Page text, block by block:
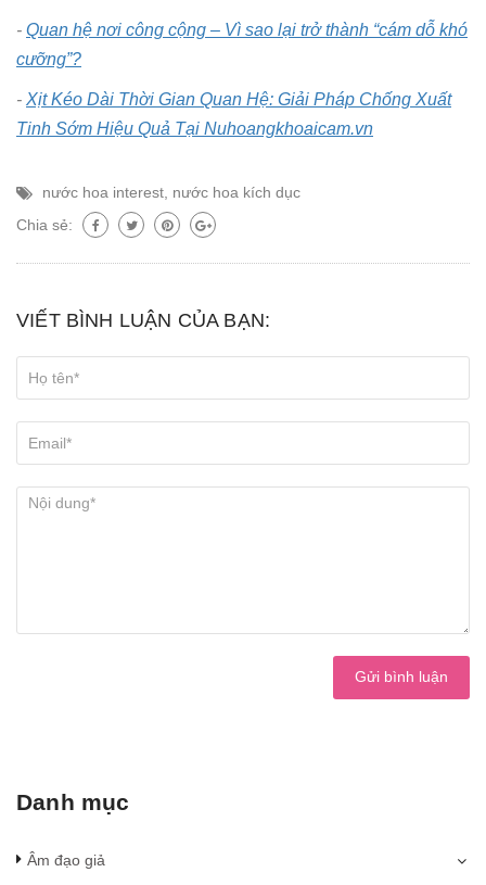
- Quan hệ nơi công cộng – Vì sao lại trở thành “cám dỗ khó
cưỡng”?
- Xịt Kéo Dài Thời Gian Quan Hệ: Giải Pháp Chống Xuất
Tinh Sớm Hiệu Quả Tại Nuhoangkhoaicam.vn
nước hoa interest nước hoa kích dục
Chia sẻ:
VIẾT BÌNH LUẬN CỦA BẠN:
Gửi bình luận
Danh mục
Âm đạo giả